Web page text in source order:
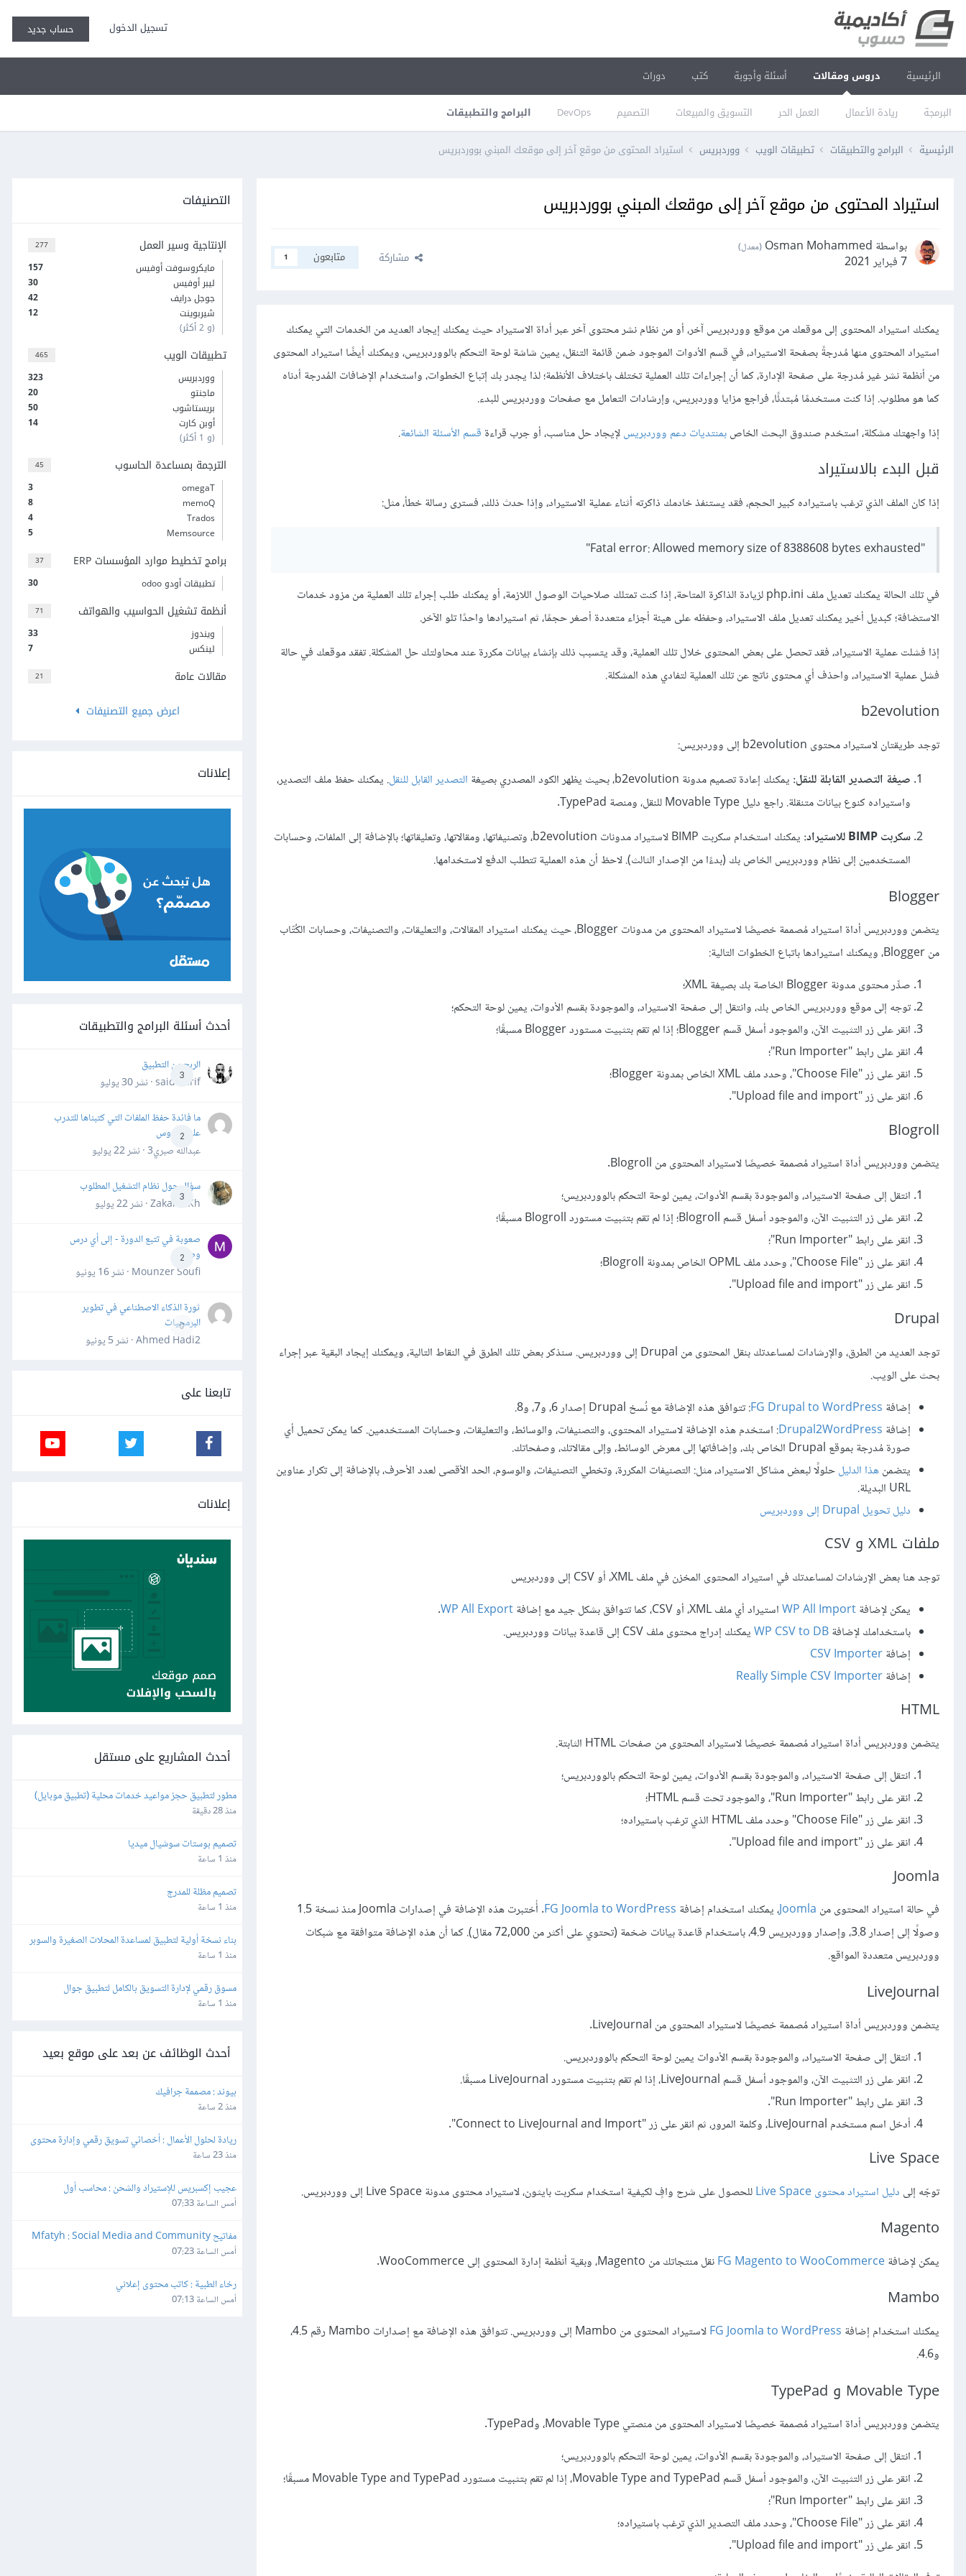
تسجيل الدخول حساب جديد
الرئيسية دروس ومقالات
البرمجة ريادة الأعمال العمل الحر التسويق والمبيعات التصميم DevOps البرامج والتطبيقات
أسئلة وأجوبة كتب دورات
الرئيسية البرامج والتطبيقات تطبيقات الويب ووردبريس استيراد المحتوى من موقع آخر إلى موقعك المبني بووردبريس
استيراد المحتوى من موقع آخر إلى موقعك المبني بووردبريس
بواسطة Osman Mohammed (معدل)
7 فبراير 2021 مشاركة متابعون 1
يمكنك استيراد المحتوى إلى موقعك من موقع ووردبريس آخر، أو من نظام نشر محتوى آخر عبر أداة الاستيراد حيث يمكنك إيجاد العديد من الخدمات التي يمكنك
استيراد المحتوى منها مُدرجةً بصفحة الاستيراد، في قسم الأدوات الموجود ضمن قائمة التنقل، يمين شاشة لوحة التحكم بالووردبريس، ويمكنك أيضًا استيراد المحتوى
من أنظمة نشر غير مُدرجة على صفحة الإدارة، كما أن إجراءات تلك العملية تختلف باختلاف الأنظمة؛ لذا يجدر بك إتباع الخطوات، واستخدام الإضافات المُدرجة أدناه
كما هو مطلوب. إذا كنت مستخدمًا مُبتدئًا، فراجع مزايا ووردبريس، وإرشادات التعامل مع صفحات ووردبريس للبدء.
إذا واجهتك مشكلة، استخدم صندوق البحث الخاصبمنتديات دعم ووردبريسلإيجاد حل مناسب، أو جرب قراءة قسم الأسئلة الشائعة.
قبل البدء بالاستيراد
إذا كان الملف الذي ترغب باستيراده كبير الحجم، فقد يستنفذ خادمك ذاكرته أثناء عملية الاستيراد، وإذا حدث ذلك، فسترى رسالة خطأ، مثل:
"Fatal error: Allowed memory size of 8388608 bytes exhausted"
في تلك الحالة يمكنك تعديل ملف php.ini لزيادة الذاكرة المتاحة، إذا كنت تمتلك صلاحيات الوصول اللازمة، أو يمكنك طلب إجراء تلك العملية من مزود خدمات
الاستضافة؛ كبديل أخير يمكنك تعديل ملف الاستيراد، وحفظه على هيئة أجزاء متعددة أصغر حجمًا، ثم استيرادها واحدًا تلو الآخر.
إذا فشلت عملية الاستيراد، فقد تحصل على بعض المحتوى خلال تلك العملية، وقد يتسبب ذلك بإنشاء بيانات مكررة عند محاولتك حل المشكلة. تفقد موقعك في حالة
فشل عملية الاستيراد، واحذف أي محتوى ناتج عن تلك العملية لتفادي هذه المشكلة.
b2evolution
توجد طريقتان لاستيراد محتوى b2evolution إلى ووردبريس:
صيغة التصدير القابلة للنقل: يمكنك إعادة تصميم مدونة b2evolution، بحيث يظهر الكود المصدري بصيغة التصدير القابل للنقل. يمكنك حفظ ملف التصدير،
واستيراده كنوع بيانات متنقلة. راجع دليل Movable Type للنقل، ومنصة TypePad.
سكربت BIMP للاستيراد:
يمكنك استخدام سكربت BIMP لاستيراد مدونات b2evolution، وتصنيفاتها، ومقالاتها، وتعليقاتها؛ بالإضافة إلى الملفات، وحسابات
المستخدمين إلى نظام ووردبريس الخاص بك (بدءًا من الإصدار الثالث). لاحظ أن هذه العملية تتطلب الدفع لاستخدامها.
Blogger
يتضمن ووردبريس أداة استيراد مُصممة خصيصًا لاستيراد المحتوى من مدونات Blogger، حيث يمكنك استيراد المقالات، والتعليقات، والتصنيفات، وحسابات الكُتّاب
من Blogger، ويمكنك استيرادها باتباع الخطوات التالية:
صدِّر محتوى مدونة Blogger الخاصة بك بصيغة XML؛
توجه إلى موقع ووردبريس الخاص بك، وانتقل إلى صفحة الاستيراد، والموجودة بقسم الأدوات، يمين لوحة التحكم؛
انقر على زر التثبيت الآن، والموجود أسفل قسم Blogger؛ إذا لم تقم بتثبيت مستورد Blogger مسبقًا؛
انقر على رابط "Run Importer"؛
انقر على زر "Choose File"، وحدد ملف XML الخاص بمدونة Blogger؛
انقر على زر "Upload file and import".
Blogroll
يتضمن ووردبريس أداة استيراد مُصممة خصيصًا لاستيراد المحتوى من Blogroll.
انتقل إلى صفحة الاستيراد، والموجودة بقسم الأدوات، يمين لوحة التحكم بالووردبريس؛
انقر على زر التثبيت الآن، والموجود أسفل قسم Blogroll؛ إذا لم تقم بتثبيت مستورد Blogroll مسبقًا؛
انقر على رابط "Run Importer"؛
انقر على زر "Choose File"، وحدد ملف OPML الخاص بمدونة Blogroll؛
انقر على زر "Upload file and import".
Drupal
توجد العديد من الطرق، والإرشادات لمساعدتك بنقل المحتوى من Drupal إلى ووردبريس. سنذكر بعض تلك الطرق في النقاط التالية، ويمكنك إيجاد البقية عبر إجراء
بحث على الويب.
إضافة FG Drupal to WordPress: تتوافق هذه الإضافة مع نُسخ Drupal إصدار 6، و7، و8.
إضافة Drupal2WordPress: استخدم هذه الإضافة لاستيراد المحتوى، والتصنيفات، والوسائط، والتعليقات، وحسابات المستخدمين. كما يمكن تحميل أي
صورة مُدرجة بموقع Drupal الخاص بك، وإضافاتها إلى معرض الوسائط، وإلى مقالاتك، وصفحاتك.
يتضمنهذا الدليلحلولًا لبعض مشاكل الاستيراد، مثل: التصنيفات المكررة، وتخطي التصنيفات، والوسوم، الحد الأقصى لعدد الأحرف، بالإضافة إلى تكرار عناوين
URL البديلة.
دليل تحويل Drupal إلى ووردبريس
ملفات XML و CSV
توجد هنا بعض الإرشادات لمساعدتك في استيراد المحتوى المخزن في ملف XML، أو CSV إلى ووردبريس
يمكن لإضافةWP All Importاستيراد أي ملف XML، أو CSV، كما تتوافق بشكل جيد مع إضافة WP All Export
.
باستخدامك لإضافةWP CSV to DBيمكنك إدراج محتوى ملف CSV إلى قاعدة بيانات ووردبريس.
إضافةCSV Importer
إضافةReally Simple CSV Importer
HTML
يتضمن ووردبريس أداة استيراد مُصممة خصيصًا لاستيراد المحتوى من صفحات HTML الثابتة.
انتقل إلى صفحة الاستيراد، والموجودة بقسم الأدوات، يمين لوحة التحكم بالووردبريس؛
انقر على رابط "Run Importer"، والموجود تحت قسم HTML؛
انقر على زر "Choose File" وحدد ملف HTML الذي ترغب باستيراده؛
انقر على زر "Upload file and import".
Joomla
في حالة استيراد المحتوى من Joomla، يمكنك استخدام إضافة FG Joomla to WordPress
. أُختبرت هذه الإضافة في إصدارات Joomla منذ نسخة 1.5
وصولًا إلى إصدار 3.8، وإصدار ووردبريس 4.9، باستخدام قاعدة بيانات ضخمة (تحتوي على أكثر من 72,000 مقال). كما أن هذه الإضافة متوافقة مع شبكات
ووردبريس متعددة المواقع.
LiveJournal
يتضمن ووردبريس أداة استيراد مُصممة خصيصًا لاستيراد المحتوى من LiveJournal.
انتقل إلى صفحة الاستيراد، والموجودة بقسم الأدوات يمين لوحة التحكم بالووردبريس.
انقر على زر التثبيت الآن، والموجود أسفل قسم LiveJournal، إذا لم تقم بتثبيت مستورد LiveJournal مسبقًا.
انقر على رابط "Run Importer".
أدخل اسم مستخدم LiveJournal، وكلمة المرور، ثم انقر على زر "Connect to LiveJournal and Import".
Live Space
توجّه إلى دليل استيراد محتوى Live Space للحصول على شرح وافٍ لكيفية استخدام سكربت بايثون، لاستيراد محتوى مدونة Live Space إلى ووردبريس.
Magento
يمكن لإضافةFG Magento to WooCommerceنقل منتجاتك من Magento، وبقية أنظمة إدارة المحتوى إلى WooCommerce.
Mambo
يمكنك استخدام إضافة FG Joomla to WordPress
لاستيراد المحتوى من Mambo إلى ووردبريس. تتوافق هذه الإضافة مع إصدارات Mambo رقم 4.5،
و4.6.
Movable Type و TypePad
يتضمن ووردبريس أداة استيراد مُصممة خصيصًا لاستيراد المحتوى من منصتي Movable Type، وTypePad.
انتقل إلى صفحة الاستيراد، والموجودة بقسم الأدوات، يمين لوحة التحكم بالووردبريس؛
انقر على زر التثبيت الآن، والموجود أسفل قسم Movable Type and TypePad، إذا لم تقم بتثبيت مستورد Movable Type and TypePad مسبقًا؛
انقر على رابط "Run Importer"؛
انقر على زر "Choose File"، وحدد ملف التصدير الذي ترغب باستيراده؛
انقر على زر "Upload file and import".
التصنيفات
277 الإنتاجية وسير العمل
157
مايكروسوفت أوفيس
30
ليبر أوفيس
42
جوجل درايف
12
شيربوينت
(و 2 أكثر)
465 تطبيقات الويب
323
ووردبريس
20
ماجنتو
50
بريستاشوب
14
أوبن كارت
(و 1 أكثر)
45 الترجمة بمساعدة الحاسوب
3
omegaT
8
memoQ
4
Trados
5
Memsource
37 برامج تخطيط موارد المؤسسات ERP
30 تطبيقات أودو odoo
71 أنظمة تشغيل الحواسيب والهواتف
33
ويندوز
7
لينكس
21
مقالات عامة
اعرض جميع التصنيفات
إعلانات
أحدث أسئلة البرامج والتطبيقات
3
الربح من التطبيق
said darif · نشر
30 يوليو
2
ما فائدة حفظ الملفات التي كتبناها للتدرب
على الدروس
عبدالله صبري3 · نشر
22 يوليو
3
سؤال حول نظام التشغيل المطلوب
Zakaria Kh · نشر
22 يوليو
2
صعوبة في تتبع الدورة - إلى أي درس
وصلت؟
Mounzer Soufi · نشر
16 يونيو
0
ثورة الذكاء الاصطناعي في تطوير
البرمجيات
Ahmed Hadi2 · نشر
5 يونيو
تابعنا على
إعلانات
أحدث المشاريع على مستقل
مطور لتطبيق حجز مواعيد خدمات محلية (تطبيق موبايل)
منذ 28 دقيقة
تصميم بوستات سوشيال ميديا
منذ 1 ساعة
تصميم مظلة للمدرج
منذ 1 ساعة
بناء نسخة أولية لتطبيق لمساعدة المحلات الصغيرة والسوبر
ماركت
منذ 1 ساعة
مسوق رقمي لإدارة التسويق بالكامل لتطبيق جوال
منذ 1 ساعة
أحدث الوظائف عن بعد على موقع بعيد
بيوند : مصممة جرافيك
منذ 2 ساعة
ريادة لحلول الأعمال : أخصائي تسويق رقمي وإدارة محتوى
منذ 23 ساعة
عجيب إكسبريس للإستيراد والشحن : محاسب أول
أمس الساعة 07:33
Manager
أمس الساعة 07:23
رخاء الطبية : كاتب محتوى إعلاني
أمس الساعة 07:13